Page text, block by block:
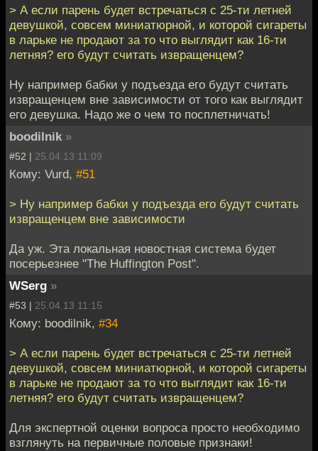
> А если парень будет встречаться с 25-ти летней
девушкой, совсем миниатюрной, и которой сигареты
в ларьке не продают за то что выглядит как 16-ти
летняя? его будут считать извращенцем?
Ну например бабки у подъезда его будут считать
извращенцем вне зависимости от того как выглядит
его девушка. Надо же о чем то посплетничать!
boodilnik »
#52 | 25.04.13 11:09
Кому: Vurd, #51
> Ну например бабки у подъезда его будут считать
извращенцем вне зависимости
Да уж. Эта локальная новостная система будет
посерьезнее "The Huffington Post".
WSerg »
#53 | 25.04.13 11:15
Кому: boodilnik, #34
> А если парень будет встречаться с 25-ти летней
девушкой, совсем миниатюрной, и которой сигареты
в ларьке не продают за то что выглядит как 16-ти
летняя? его будут считать извращенцем?
Для экспертной оценки вопроса просто необходимо
взглянуть на первичные половые признаки!